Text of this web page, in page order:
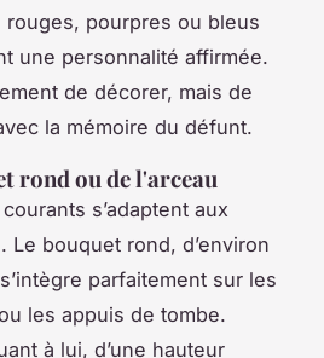
pourpres ou bleus
une personnalité affirmée.
de décorer, mais de
la mémoire du défunt.
rond ou de l'arceau
s’adaptent aux
Le bouquet rond, d’environ
parfaitement sur les
les appuis de tombe.
à lui, d’une hauteur